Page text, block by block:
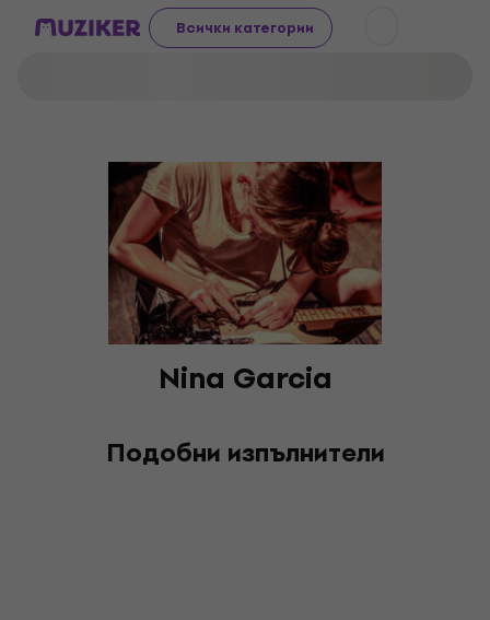
Всички категории
Nina Garcia
Подобни изпълнители